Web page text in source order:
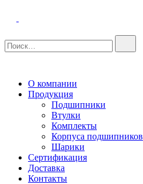
О компании
Продукция
Подшипники
Втулки
Комплекты
Корпуса подшипников
Шарики
Сертификация
Доставка
Контакты